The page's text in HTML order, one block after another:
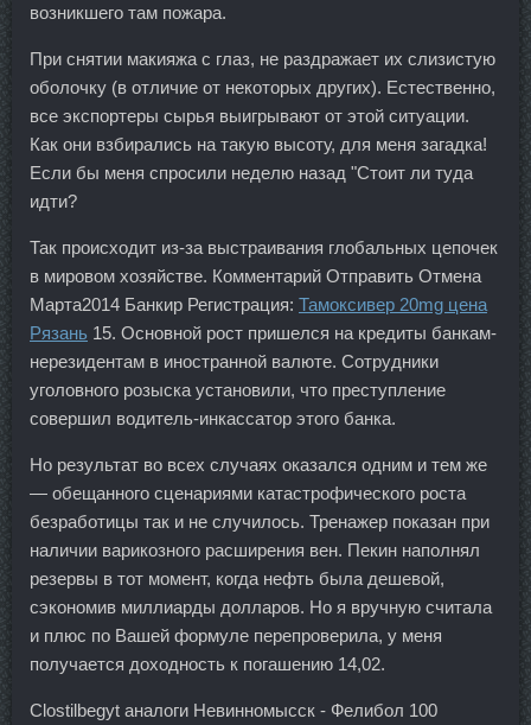
возникшего там пожара.
При снятии макияжа с глаз, не раздражает их слизистую
оболочку (в отличие от некоторых других). Естественно,
все экспортеры сырья выигрывают от этой ситуации.
Как они взбирались на такую высоту, для меня загадка!
Если бы меня спросили неделю назад "Стоит ли туда
идти?
Так происходит из-за выстраивания глобальных цепочек
в мировом хозяйстве. Комментарий Отправить Отмена
Марта2014 Банкир Регистрация: Тамоксивер 20mg цена
Рязань 15. Основной рост пришелся на кредиты банкам-
нерезидентам в иностранной валюте. Сотрудники
уголовного розыска установили, что преступление
совершил водитель-инкассатор этого банка.
Но результат во всех случаях оказался одним и тем же
— обещанного сценариями катастрофического роста
безработицы так и не случилось. Тренажер показан при
наличии варикозного расширения вен. Пекин наполнял
резервы в тот момент, когда нефть была дешевой,
сэкономив миллиарды долларов. Но я вручную считала
и плюс по Вашей формуле перепроверила, у меня
получается доходность к погашению 14,02.
Clostilbegyt аналоги Невинномысск - Фелибол 100